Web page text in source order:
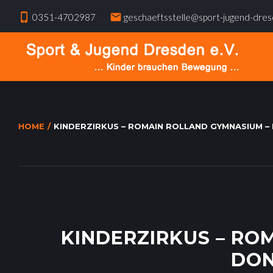
t
phone_iphone 0351-4702987 mail geschaeftsstelle@sport-jugend-
HOME / KINDERZIRKUS – ROMAIN ROLLAND GYMNASIUM –
KINDERZIRKUS –